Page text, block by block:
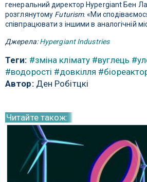
генеральний директор Hypergiant Бен
розглянутому Futurism. «Ми
співпрацювати з іншими в аналогічній
Джерела:Hypergiant Industries
Теги: #зміна клімату #вуглець
#водорості #довкілля
Автор:Ден Робітцкі
Читайте також: